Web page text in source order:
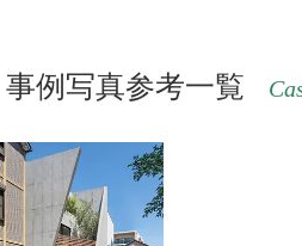
例写真参考一覧